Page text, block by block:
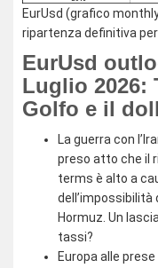
EurUsd (grafico
ripartenza definitiva per
EurUsd
Luglio 2026:
Golfo e il
La guerra con
preso atto che il
terms è alto a
dell’impossibilità
Hormuz. Un
tassi?
Europa alle